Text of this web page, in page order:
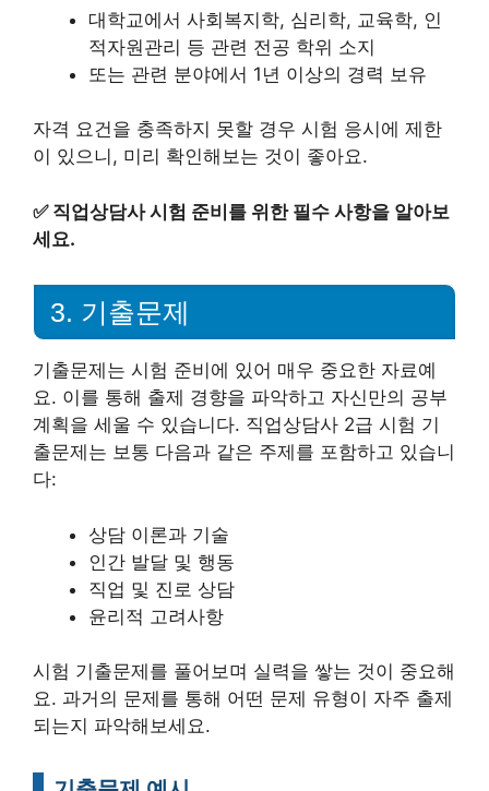
대학교에서 사회복지학, 심리학, 교육학, 인
적자원관리 등 관련 전공 학위 소지
또는 관련 분야에서 1년 이상의 경력 보유
자격 요건을 충족하지 못할 경우 시험 응시에 제한
이 있으니, 미리 확인해보는 것이 좋아요.
✅ 직업상담사 시험 준비를 위한 필수 사항을 알아보
세요.
3. 기출문제
기출문제는 시험 준비에 있어 매우 중요한 자료예
요. 이를 통해 출제 경향을 파악하고 자신만의 공부
계획을 세울 수 있습니다. 직업상담사 2급 시험 기
출문제는 보통 다음과 같은 주제를 포함하고 있습니
다:
상담 이론과 기술
인간 발달 및 행동
직업 및 진로 상담
윤리적 고려사항
시험 기출문제를 풀어보며 실력을 쌓는 것이 중요해
요. 과거의 문제를 통해 어떤 문제 유형이 자주 출제
되는지 파악해보세요.